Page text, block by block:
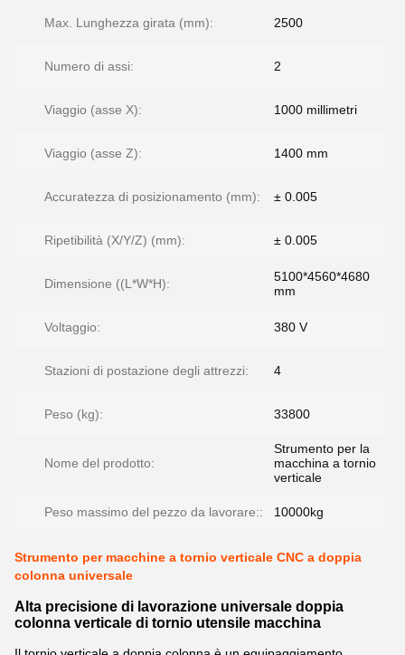
Max. Lunghezza girata (mm): 2500
Numero di assi: 2
Viaggio (asse X): 1000 millimetri
Viaggio (asse Z): 1400 mm
Accuratezza di posizionamento (mm): ± 0.005
Ripetibilità (X/Y/Z) (mm): ± 0.005
Dimensione ((L*W*H):
5100*4560*4680
mm
Voltaggio: 380 V
Stazioni di postazione degli attrezzi: 4
Peso (kg): 33800
Nome del prodotto:
Strumento per la
macchina a tornio
verticale
Peso massimo del pezzo da lavorare:: 10000kg
Strumento per macchine a tornio verticale CNC a doppia
colonna universale
Alta precisione di lavorazione universale doppia
colonna verticale di tornio utensile macchina